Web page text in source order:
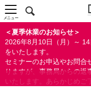
上級者向け
配布資料
指定しない
あり
なし
＜夏季休業のお知らせ＞
2026年8月10日（月）～
をいたします。
セミナーのお申込やお問合
りますが、事務局からの返
いたします。あらかじめご
メニュー